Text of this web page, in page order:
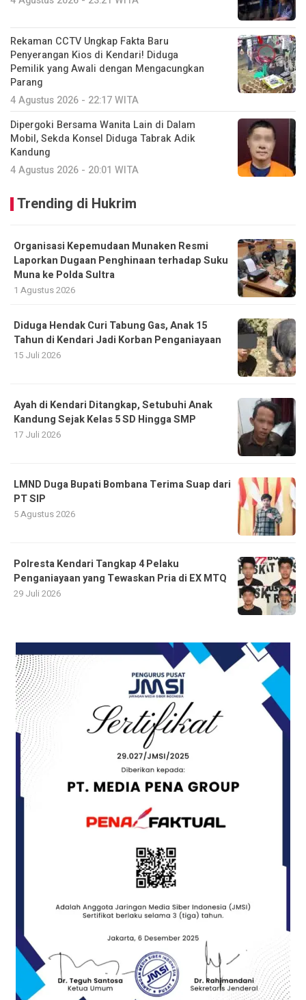
Rekaman CCTV Ungkap Fakta Baru
Penyerangan Kios di Kendari! Diduga
Pemilik yang Awali dengan Mengacungkan
Parang
4 Agustus 2026 - 22:17 WITA
Dipergoki Bersama Wanita Lain di Dalam
Mobil, Sekda Konsel Diduga Tabrak Adik
Kandung
4 Agustus 2026 - 20:01 WITA
Trending di Hukrim
Organisasi Kepemudaan Munaken Resmi
Laporkan Dugaan Penghinaan terhadap Suku
Muna ke Polda Sultra
1 Agustus 2026
Diduga Hendak Curi Tabung Gas, Anak 15
Tahun di Kendari Jadi Korban Penganiayaan
15 Juli 2026
Ayah di Kendari Ditangkap, Setubuhi Anak
Kandung Sejak Kelas 5 SD Hingga SMP
17 Juli 2026
LMND Duga Bupati Bombana Terima Suap dari
PT SIP
5 Agustus 2026
Polresta Kendari Tangkap 4 Pelaku
Penganiayaan yang Tewaskan Pria di EX MTQ
29 Juli 2026